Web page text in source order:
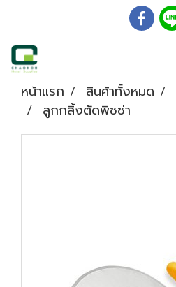
หน้าแรก สินค้าทั้งหมด
ลูกกลิ้งตัดพิซซ่า